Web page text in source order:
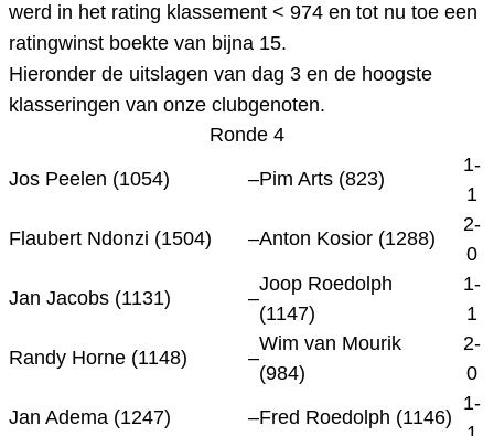
werd in het rating klassement < 974 en tot nu toe een
ratingwinst boekte van bijna 15.
Hieronder de uitslagen van dag 3 en de hoogste
klasseringen van onze clubgenoten.
Ronde 4
Jos Peelen (1054)
–Pim Arts (823)
1-
1
Flaubert Ndonzi (1504)
–Anton Kosior (1288)
2-
0
Jan Jacobs (1131)
–
Joop Roedolph
(1147)
1-
1
Randy Horne (1148)
–
Wim van Mourik
(984)
2-
0
Jan Adema (1247)
–Fred Roedolph (1146)
1-